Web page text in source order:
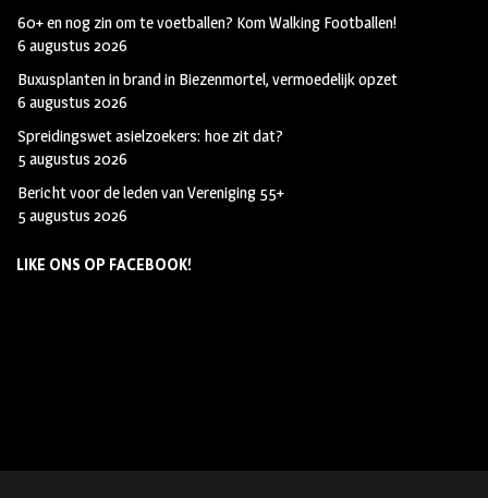
60+ en nog zin om te voetballen? Kom Walking Footballen!
6 augustus 2026
Buxusplanten in brand in Biezenmortel, vermoedelijk opzet
6 augustus 2026
Spreidingswet asielzoekers: hoe zit dat?
5 augustus 2026
Bericht voor de leden van Vereniging 55+
5 augustus 2026
LIKE ONS OP FACEBOOK!